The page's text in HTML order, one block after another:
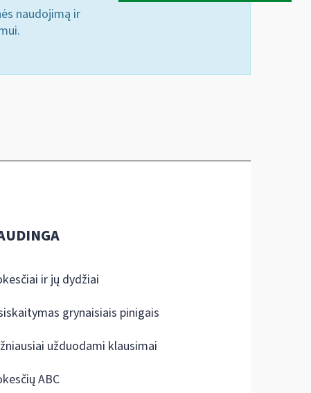
naudojimą ir
ir jų dydžiai
grynaisiais pinigais
užduodami klausimai
ABC